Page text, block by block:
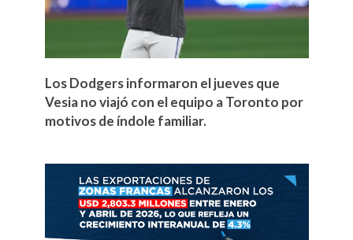
Los Dodgers informaron el jueves que
Vesia no viajó con el equipo a Toronto por
motivos de índole familiar.